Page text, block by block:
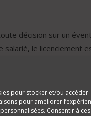
pour stocker et/ou accéder
pour améliorer
Consentir à ces
décision sur un
le licenciement
préalable le 5
organisé